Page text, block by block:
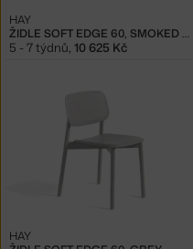
ŽIDLE SOFT EDGE 60, SMOKED OAK
HAY
5 - 7 týdnů, 10 625 Kč
HAY